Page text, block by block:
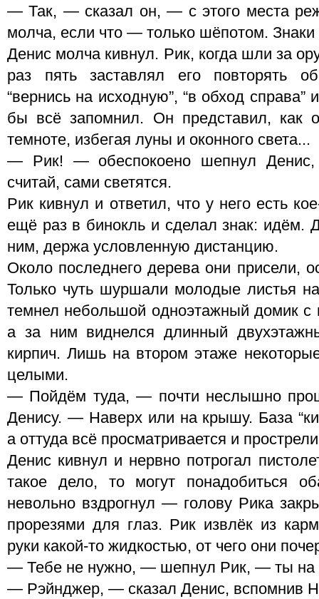
— Так, — сказал он, — с этого места
молча, если что — только шёпотом.
Денис молча кивнул. Рик, когда шли за
раз пять заставлял его повторять
“вернись на исходную”, “в обход
бы всё запомнил. Он представил, как
темноте, избегая луны и оконного света...
— Рик! — обеспокоено шепнул
считай, сами светятся.
Рик кивнул и ответил, что у него есть
ещё раз в бинокль и сделал знак: идём.
ним, держа условленную дистанцию.
Около последнего дерева они присели,
Только чуть шуршали молодые листья
темнел небольшой одноэтажный домик
а за ним виднелся длинный
кирпич. Лишь на втором этаже
целыми.
— Пойдём туда, — почти неслышно
Денису. — Наверх или на крышу. База
а оттуда всё просматривается и
Денис кивнул и нервно потрогал
такое дело, то могут понадобиться
невольно вздрогнул — голову Рика
прорезями для глаз. Рик извлёк из
руки какой-то жидкостью, от чего они
— Тебе не нужно, — шепнул Рик, — ты на
— Рэйнджер, — сказал Денис, вспомнив